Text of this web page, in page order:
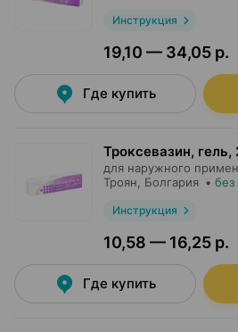
Инструкция
19,10 — 34,05 р.
Где купить
Троксевазин, гель,
для наружного
Троян , Болгария • без
Инструкция
10,58 — 16,25 р.
Где купить